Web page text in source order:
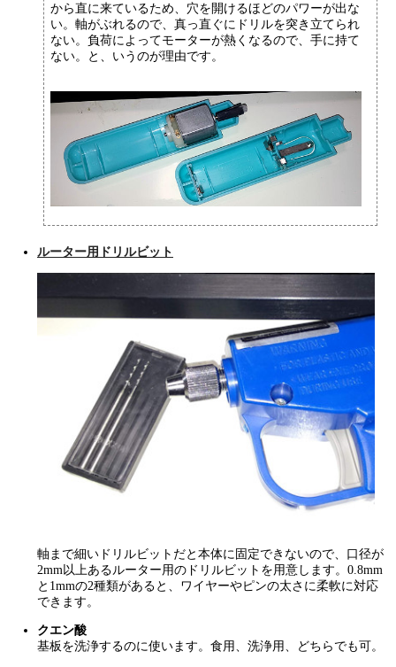
から直に来ているため、穴を開けるほどのパワーが出な
い。軸がぶれるので、真っ直ぐにドリルを突き立てられ
ない。負荷によってモーターが熱くなるので、手に持て
ない。と、いうのが理由です。
ルーター用ドリルビット
軸まで細いドリルビットだと本体に固定できないので、口径が
2mm以上あるルーター用のドリルビットを用意します。0.8mm
と1mmの2種類があると、ワイヤーやピンの太さに柔軟に対応
できます。
クエン酸
基板を洗浄するのに使います。食用、洗浄用、どちらでも可。